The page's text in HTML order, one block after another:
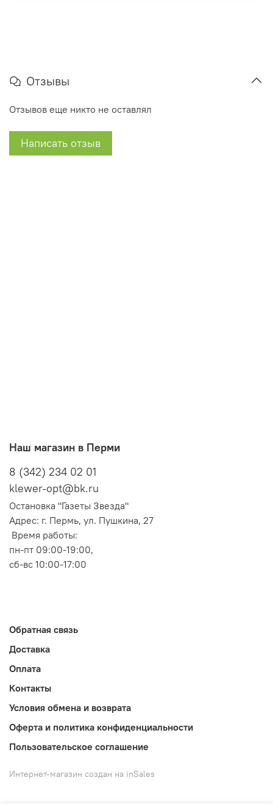
Отзывы
Отзывов еще никто не оставлял
Написать отзыв
Наш магазин в Перми
8 (342) 234 02 01
klewer-opt@bk.ru
Остановка "Газеты Звезда"
Адрес: г. Пермь, ул. Пушкина, 27
Время работы:
пн-пт 09:00-19:00,
сб-вс 10:00-17:00
Обратная связь
Доставка
Оплата
Контакты
Условия обмена и возврата
Оферта и политика конфиденциальности
Пользовательское соглашение
Интернет-магазин создан на inSales